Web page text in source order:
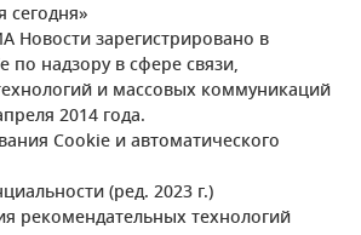
Новости зарегистрировано в
по надзору в сфере связи,
и массовых коммуникаций
2014 года.
Cookie и автоматического
(ред. 2023 г.)
рекомендательных технологий